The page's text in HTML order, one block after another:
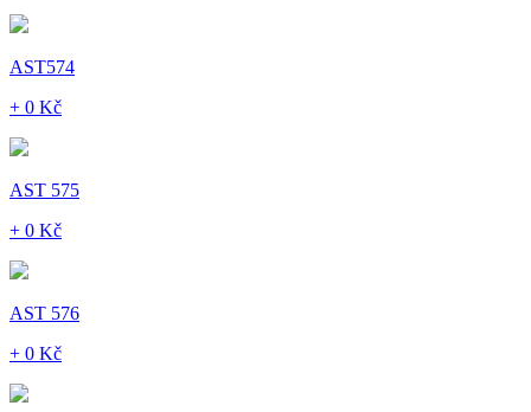
AST574
+ 0 Kč
AST 575
+ 0 Kč
AST 576
+ 0 Kč